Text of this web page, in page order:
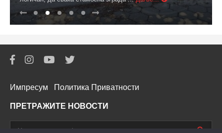
Импресум Политика Приватности
ПРЕТРАЖИТЕ НОВОСТИ